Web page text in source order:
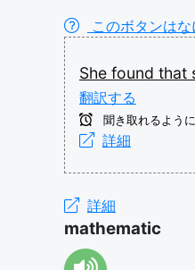
このボタンはな
She found that
翻訳する
聞き取れるよう
詳細
詳細
mathematic